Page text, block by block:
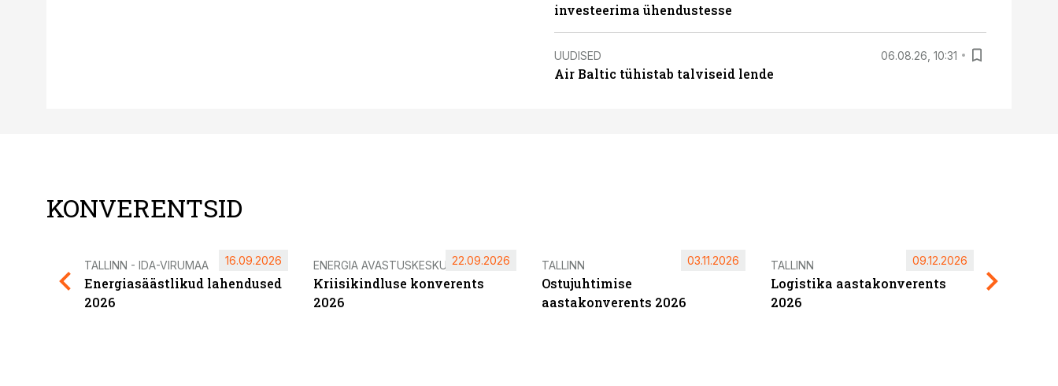
investeerima ühendustesse
UUDISED 06.08.26, 10:31
Air Baltic tühistab talviseid lende
KONVERENTSID
TALLINN - IDA-VIRUMAA
Energiasäästlikud lahendused
2026
16.09.2026 ENERGIA AVASTUSKESKUS
Kriisikindluse konverents
2026
22.09.2026 TALLINN
Ostujuhtimise
aastakonverents 2026
03.11.2026 TALLINN
Logistika aastakonverents
2026
09.12.2026